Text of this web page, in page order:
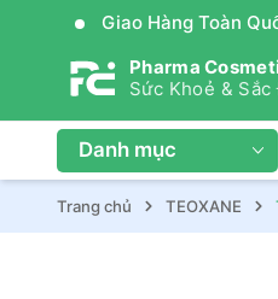
Giao Hàng Toàn
Pharma
Sức Khoẻ &
Danh mục
Trang chủ TEOXANE